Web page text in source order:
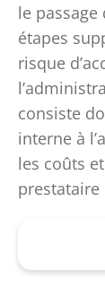
le
étapes
risque
consiste
interne à
les coûts
prestataire